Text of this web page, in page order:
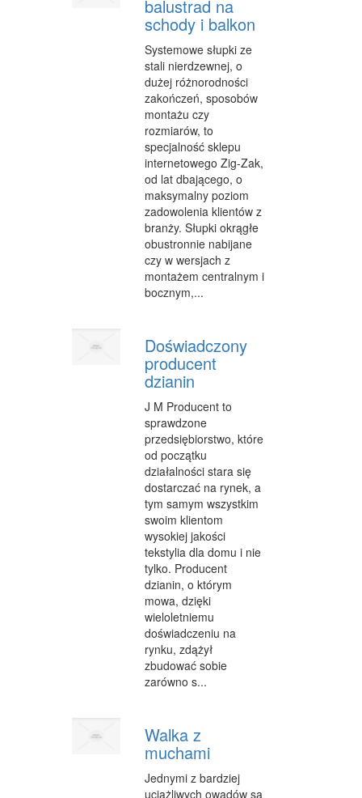
FABRYKACJA
INFORMATYCZNE
RESTAURACJE, CATERING
FOTOGRAFIA
ADWOKACI, PORADY PRAWNE
SPRZĄTANIE, PORZĄDKOWANIE
SERWIS
OPIEKA
INNE USŁUGI
NOCLEGI
PODRÓŻE
WYPOCZYNEK
ODNOWA BIOLOGICZNA
DIETETYKA, ODCHUDZANIE
KOSMETYKI
LECZENIE
SALONY KOSMETYCZNE
SPRZĘT MEDYCZNY
STRONY WWW
OPROGRAMOWANIE
KONTAKT
balustrad na
schody i balkon
Systemowe słupki ze
stali nierdzewnej, o
dużej różnorodności
zakończeń, sposobów
montażu czy
rozmiarów, to
specjalność sklepu
internetowego Zig-Zak,
od lat dbającego, o
maksymalny poziom
zadowolenia klientów z
branży. Słupki okrągłe
obustronnie nabijane
czy w wersjach z
montażem centralnym i
bocznym,...
Doświadczony
producent
dzianin
J M Producent to
sprawdzone
przedsiębiorstwo, które
od początku
działalności stara się
dostarczać na rynek, a
tym samym wszystkim
swoim klientom
wysokiej jakości
tekstylia dla domu i nie
tylko. Producent
dzianin, o którym
mowa, dzięki
wieloletniemu
doświadczeniu na
rynku, zdążył
zbudować sobie
zarówno s...
Walka z
muchami
Jednymi z bardziej
uciążliwych owadów są